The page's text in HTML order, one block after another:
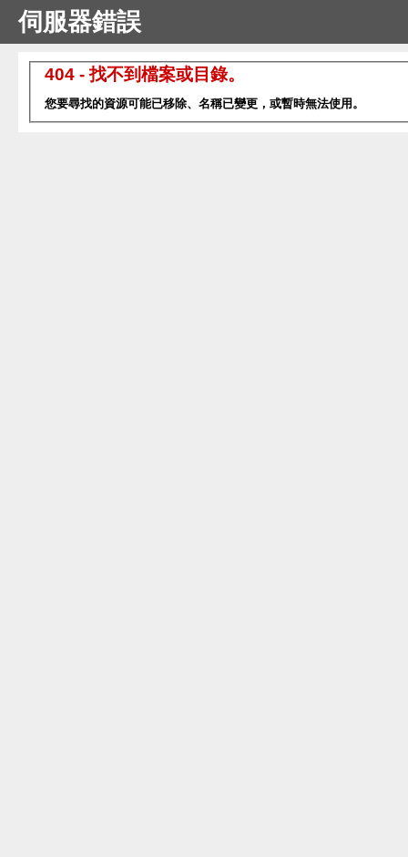
伺服器錯誤
404 - 找不到檔案或目錄。
您要尋找的資源可能已移除、名稱已變更，或暫時無法使用。